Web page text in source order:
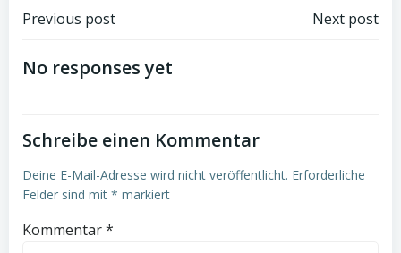
Post
navigation
Previous post Next post
No responses yet
Schreibe einen Kommentar
Deine E-Mail-Adresse wird nicht veröffentlicht. Erforderliche
Felder sind mit * markiert
Kommentar*